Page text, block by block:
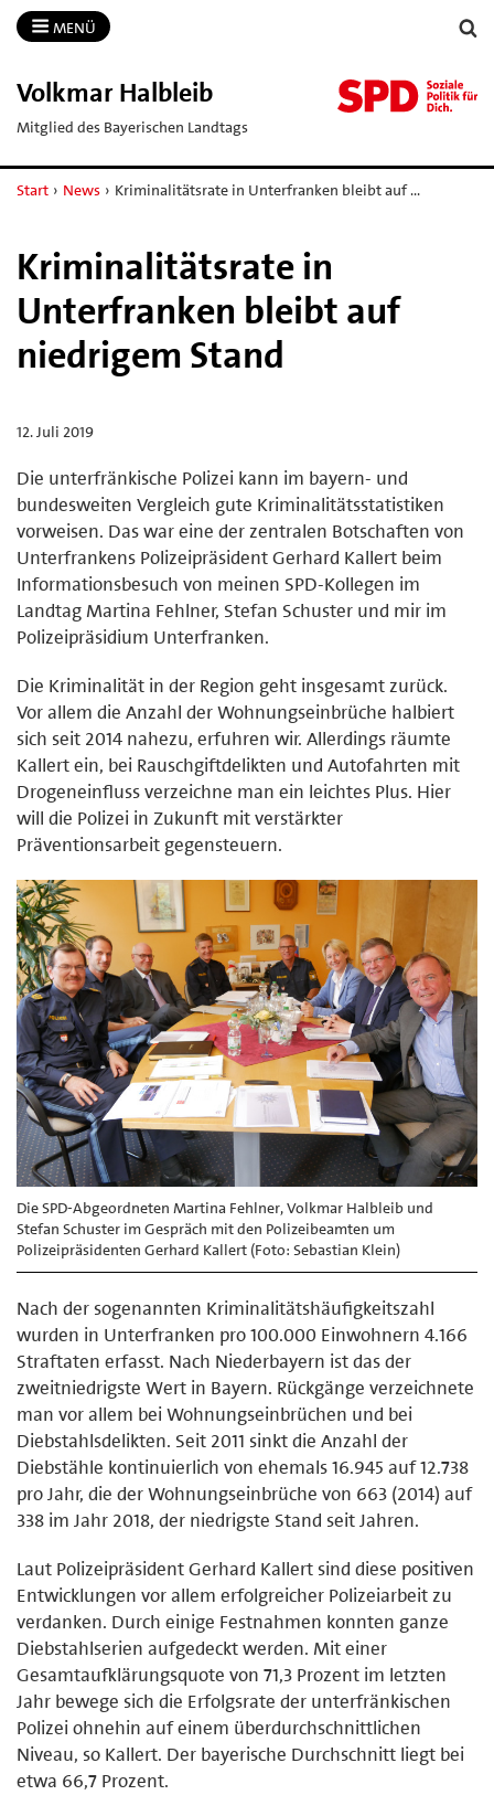
MENÜ
Volkmar Halbleib
Mitglied des Bayerischen Landtags
Start › News › Kriminalitätsrate in Unterfranken bleibt auf …
Kriminalitätsrate in
Unterfranken bleibt auf
niedrigem Stand
12. Juli 2019
Die unterfränkische Polizei kann im bayern- und
bundesweiten Vergleich gute Kriminalitätsstatistiken
vorweisen. Das war eine der zentralen Botschaften von
Unterfrankens Polizeipräsident Gerhard Kallert beim
Informationsbesuch von meinen SPD-Kollegen im
Landtag Martina Fehlner, Stefan Schuster und mir im
Polizeipräsidium Unterfranken.
Die Kriminalität in der Region geht insgesamt zurück.
Vor allem die Anzahl der Wohnungseinbrüche halbiert
sich seit 2014 nahezu, erfuhren wir. Allerdings räumte
Kallert ein, bei Rauschgiftdelikten und Autofahrten mit
Drogeneinfluss verzeichne man ein leichtes Plus. Hier
will die Polizei in Zukunft mit verstärkter
Präventionsarbeit gegensteuern.
Die SPD-Abgeordneten Martina Fehlner, Volkmar Halbleib und
Stefan Schuster im Gespräch mit den Polizeibeamten um
Polizeipräsidenten Gerhard Kallert (Foto: Sebastian Klein)
Nach der sogenannten Kriminalitätshäufigkeitszahl
wurden in Unterfranken pro 100.000 Einwohnern 4.166
Straftaten erfasst. Nach Niederbayern ist das der
zweitniedrigste Wert in Bayern. Rückgänge verzeichnete
man vor allem bei Wohnungseinbrüchen und bei
Diebstahlsdelikten. Seit 2011 sinkt die Anzahl der
Diebstähle kontinuierlich von ehemals 16.945 auf 12.738
pro Jahr, die der Wohnungseinbrüche von 663 (2014) auf
338 im Jahr 2018, der niedrigste Stand seit Jahren.
Laut Polizeipräsident Gerhard Kallert sind diese positiven
Entwicklungen vor allem erfolgreicher Polizeiarbeit zu
verdanken. Durch einige Festnahmen konnten ganze
Diebstahlserien aufgedeckt werden. Mit einer
Gesamtaufklärungsquote von 71,3 Prozent im letzten
Jahr bewege sich die Erfolgsrate der unterfränkischen
Polizei ohnehin auf einem überdurchschnittlichen
Niveau, so Kallert. Der bayerische Durchschnitt liegt bei
etwa 66,7 Prozent.